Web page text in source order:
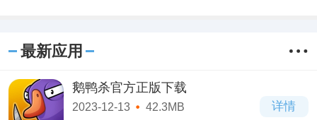
最新应用
鹅鸭杀官方正版下载
2023-12-13 42.3MB 详情